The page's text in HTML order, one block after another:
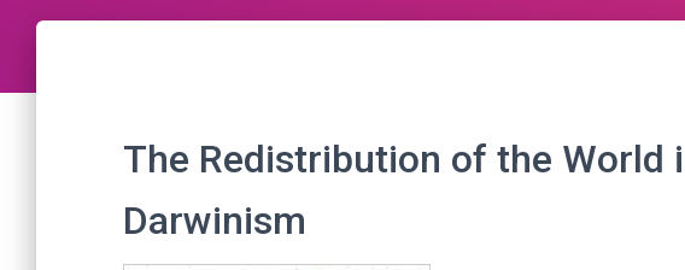
The Redistribution of the World
Darwinism